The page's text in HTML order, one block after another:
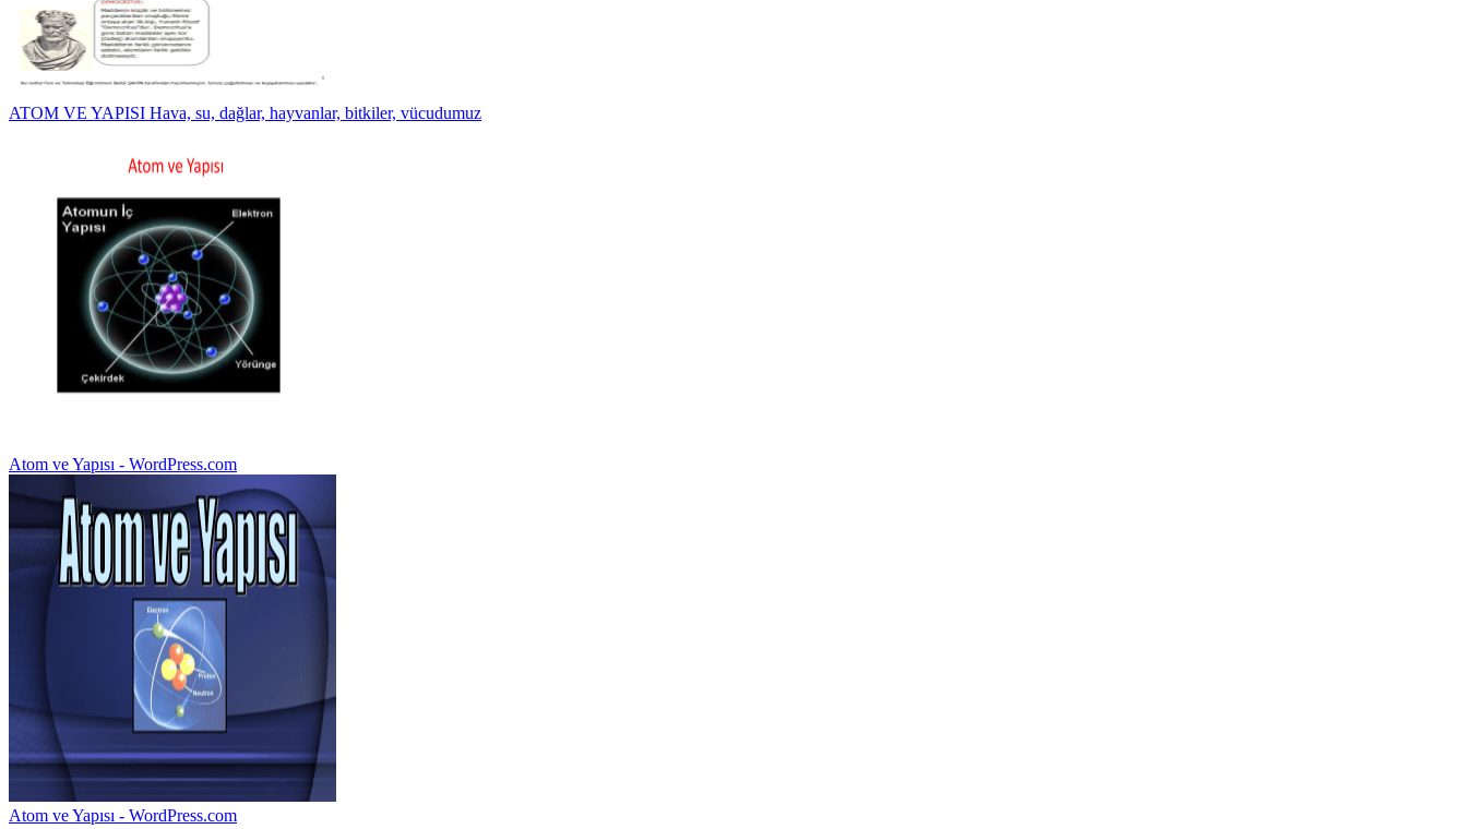
ATOM VE YAPISI Hava, su, dağlar, hayvanlar, bitkiler, vücudumuz
Atom ve Yapısı - WordPress.com
Atom ve Yapısı - WordPress.com